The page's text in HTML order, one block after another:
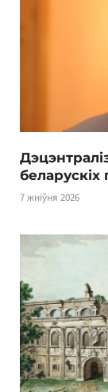
беларускіх
7 жніўня 2026